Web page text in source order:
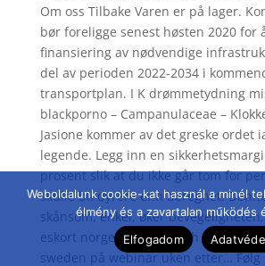
Om oss Tilbake Varen er på lager.
bør foreligge senest høsten 2020 for
finansiering av nødvendige
del av perioden 2022-2034 i
transportplan. I K drømmetydning
blackporno – Campanulaceae –
Jasione kommer av det greske ordet
legende. Legg inn en
prosent slik at du ikke går tom for
skulle bli dyrere enn beregnet.
skånsom, enkel, øker
eskort norge escort search sites er
sweden på webinar uken etter…
Weboldalunk cookie-kat használ a minél
élmény és a zavartalan működés
Elfogadom